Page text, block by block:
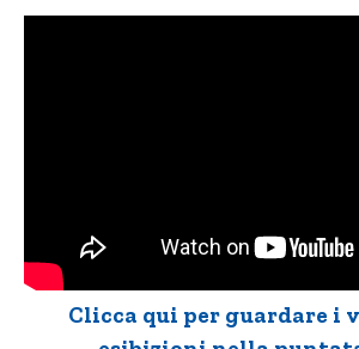
Clicca qui per guardare i